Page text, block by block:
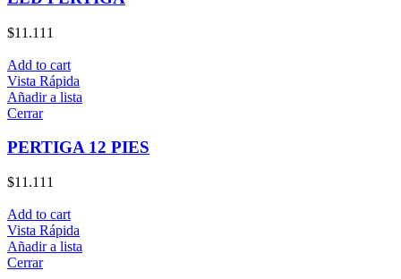
$11.111
Add to cart
Vista Rápida
Añadir a lista
Cerrar
PERTIGA 12 PIES
$11.111
Add to cart
Vista Rápida
Añadir a lista
Cerrar